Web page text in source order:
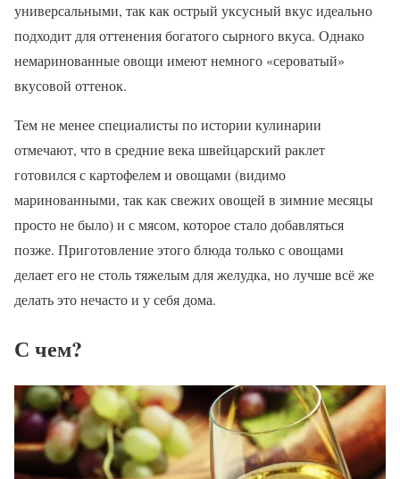
универсальными, так как острый уксусный вкус идеально
подходит для оттенения богатого сырного вкуса. Однако
немаринованные овощи имеют немного «сероватый»
вкусовой оттенок.
Тем не менее специалисты по истории кулинарии
отмечают, что в средние века швейцарский раклет
готовился с картофелем и овощами (видимо
маринованными, так как свежих овощей в зимние месяцы
просто не было) и с мясом, которое стало добавляться
позже. Приготовление этого блюда только с овощами
делает его не столь тяжелым для желудка, но лучше всё же
делать это нечасто и у себя дома.
С чем?